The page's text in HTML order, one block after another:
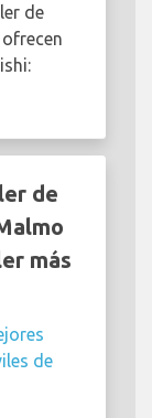
de
de
más
de